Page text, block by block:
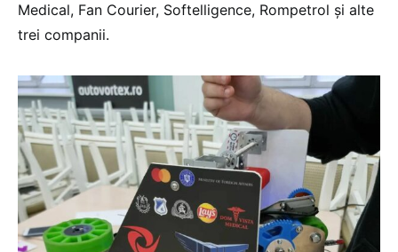
Medical, Fan Courier, Softelligence, Rompetrol și alte
trei companii.